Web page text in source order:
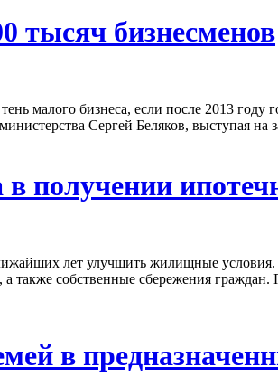
тысяч бизнесменов
малого бизнеса, если после 2013
Сергей Беляков, выступая на
в получении
лет улучшить жилищные
также собственные сбережения
в